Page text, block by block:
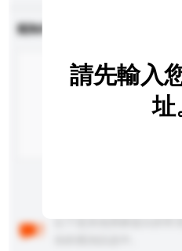
查詢內容
以下是其他買家提出的常
請先輸入
址